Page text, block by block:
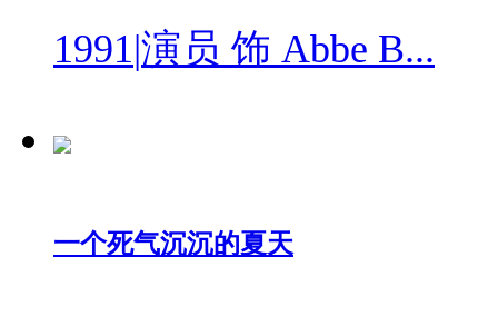
1991|演员 饰 Abbe B...
一个死气沉沉的夏天